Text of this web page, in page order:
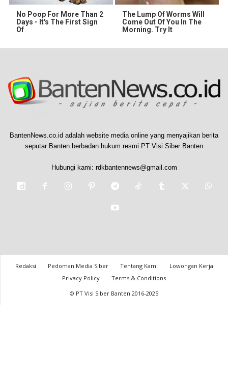
No Poop For More Than 2
Days - It's The First Sign
Of
The Lump Of Worms Will
Come Out Of You In The
Morning. Try It
BantenNews.co.id adalah website media online yang menyajikan berita
seputar Banten berbadan hukum resmi PT Visi Siber Banten
Hubungi kami: rdkbantennews@gmail.com
Redaksi Pedoman Media Siber Tentang Kami
Lowongan Kerja
Privacy Policy
Terms & Conditions
© PT Visi Siber Banten 2016-2025